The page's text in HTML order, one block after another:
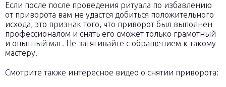
Если после после проведения ритуала по избавлению
от приворота вам не удастся добиться положительного
исхода, это признак того, что приворот был выполнен
профессионалом и снять его сможет только грамотный
и опытный маг. Не затягивайте с обращением к такому
мастеру.
Смотрите также интересное видео о снятии приворота: